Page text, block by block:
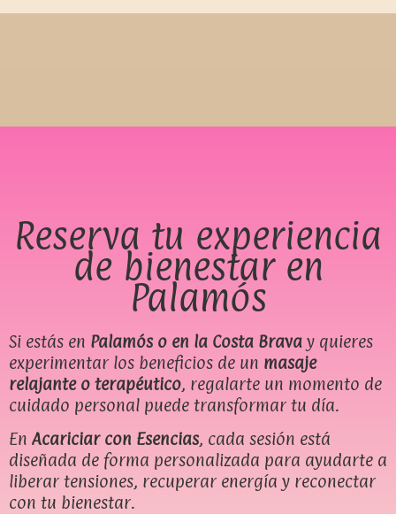
Reserva tu experiencia
de bienestar en
Palamós
Si estás en Palamós o en la Costa Brava y quieres
experimentar los beneficios de un masaje
relajante o terapéutico, regalarte un momento de
cuidado personal puede transformar tu día.
En Acariciar con Esencias, cada sesión está
diseñada de forma personalizada para ayudarte a
liberar tensiones, recuperar energía y reconectar
con tu bienestar.